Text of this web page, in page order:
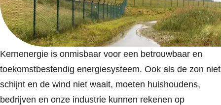
Kernenergie is onmisbaar voor een betrouwbaar en
toekomstbestendig energiesysteem. Ook als de zon niet
schijnt en de wind niet waait, moeten huishoudens,
bedrijven en onze industrie kunnen rekenen op